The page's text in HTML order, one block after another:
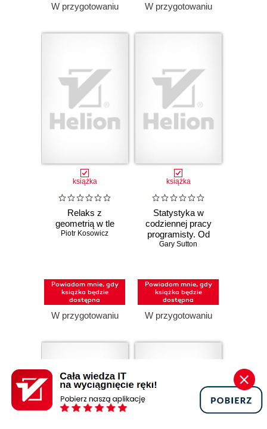
W przygotowaniu W przygotowaniu
książka
Relaks z
geometrią w tle
Piotr Kosowicz
Powiadom mnie, gdy
książka będzie
dostępna
W przygotowaniu
książka
Statystyka w
codziennej pracy
programisty. Od
teorii do kodu w
Gary Sutton
Powiadom mnie, gdy
książka będzie
dostępna
W przygotowaniu